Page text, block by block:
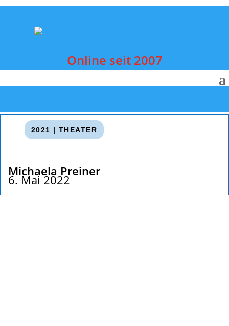
Online seit 2007
2021 |THEATER
Michaela Preiner
6. Mai 2022